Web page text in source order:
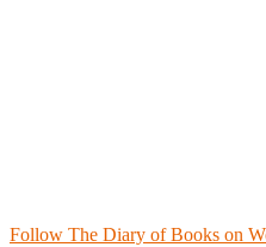
Follow The Diary of Books on